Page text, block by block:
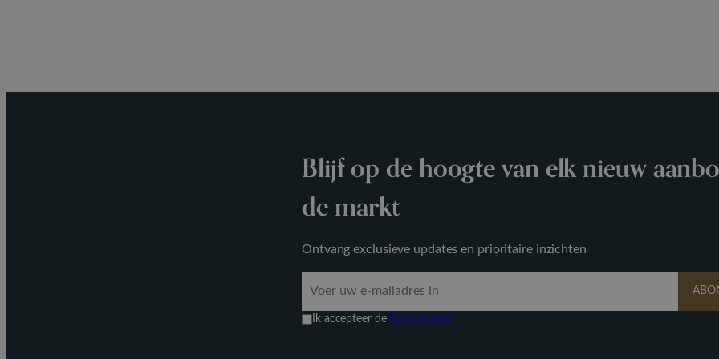
Blijf op de hoogte van elk nieuw
de markt
Ontvang exclusieve updates en prioritaire inzichten
Ik accepteer de Privacybeleid